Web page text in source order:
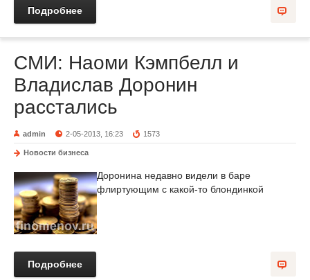
Подробнее
СМИ: Наоми Кэмпбелл и
Владислав Доронин
расстались
admin 2-05-2013, 16:23 1573
Новости бизнеса
Доронина недавно видели в баре
флиртующим с какой-то блондинкой
Подробнее